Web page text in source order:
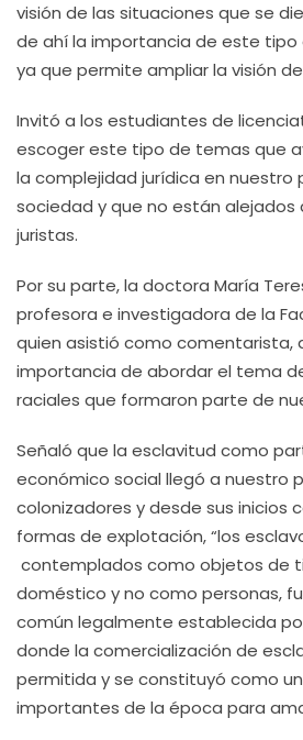
visión de las situaciones que se
de ahí la importancia de este tipo
ya que permite ampliar la visión
Invitó a los estudiantes de
escoger este tipo de temas que
la complejidad jurídica en nuestro
sociedad y que no están alejados
juristas.
Por su parte, la doctora María
profesora e investigadora de la
quien asistió como comentarista,
importancia de abordar el tema
raciales que formaron parte de
Señaló que la esclavitud como
económico social llegó a nuestro
colonizadores y desde sus inicios
formas de explotación, “los
contemplados como objetos de
doméstico y no como personas,
común legalmente establecida
donde la comercialización de
permitida y se constituyó como
importantes de la época para